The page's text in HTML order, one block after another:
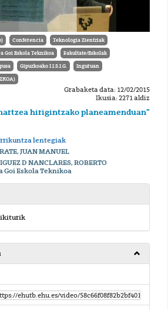
Conferencia Teknologia Zientziak
Goi Eskola Teknikoa Fakultate/Eskolak
Gipuzkoako I.I.S.I.G. Inguruan
Grabaketa data: 12/02/2015
Ikusia: 2271 aldiz
hirigintzako planeamenduan"
lentegiak
JUAN MANUEL
D NANCLARES, ROBERTO
Eskola Teknikoa